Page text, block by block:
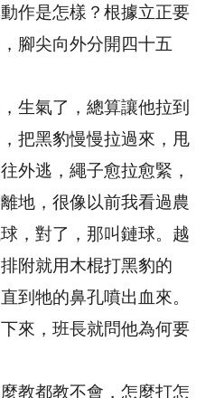
作是怎樣？根據立正要
腳尖向外分開四十五
生氣了，總算讓他拉到
把黑豹慢慢拉過來，甩
外逃，繩子愈拉愈緊，
地，很像以前我看過農
，對了，那叫鏈球。越
附就用木棍打黑豹的
到牠的鼻孔噴出血來。
來，班長就問他為何要
教都教不會，怎麼打怎